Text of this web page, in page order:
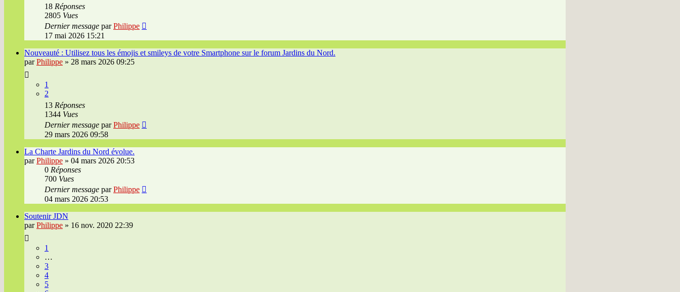
18 Réponses
2805 Vues
Dernier message parPhilippe
17 mai 2026 15:21
Nouveauté : Utilisez tous les émojis et smileys de votre Smartphone sur le forum Jardins du Nord.
parPhilippe » 28 mars 2026 09:25
1
2
13 Réponses
1344 Vues
Dernier message parPhilippe
29 mars 2026 09:58
La Charte Jardins du Nord évolue.
parPhilippe » 04 mars 2026 20:53
0 Réponses
700 Vues
Dernier message parPhilippe
04 mars 2026 20:53
Soutenir JDN
parPhilippe » 16 nov. 2020 22:39
1
…
3
4
5